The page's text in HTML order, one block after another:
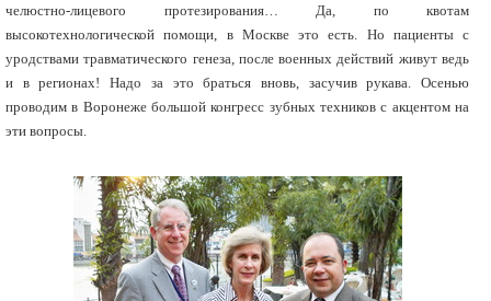
челюстно-лицевого протезирования… Да, по квотам
высокотехнологической помощи, в Москве это есть. Но пациенты с
уродствами травматического генеза, после военных действий живут ведь
и в регионах! Надо за это браться вновь, засучив рукава. Осенью
проводим в Воронеже большой конгресс зубных техников с акцентом на
эти вопросы.